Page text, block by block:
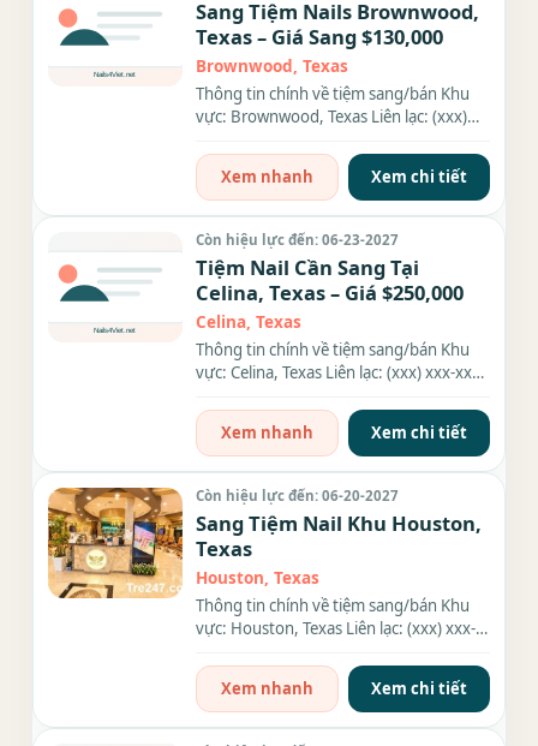
Sang Tiệm Nails Brownwood,
Texas – Giá Sang $130,000
Brownwood, Texas
Thông tin chính về tiệm sang/bán Khu
vực: Brownwood, Texas Liên lạc: (xxx)
Xem nhanh
Xem chi tiết
Còn hiệu lực đến: 06-23-2027
Tiệm Nail Cần Sang Tại
Celina, Texas – Giá $250,000
Celina, Texas
Thông tin chính về tiệm sang/bán Khu
vực: Celina, Texas Liên lạc: (xxx) xxx-xxxx
Xem nhanh
Xem chi tiết
Còn hiệu lực đến: 06-20-2027
Sang Tiệm Nail Khu Houston,
Texas
Houston, Texas
Thông tin chính về tiệm sang/bán Khu
vực: Houston, Texas Liên lạc: (xxx) xxx-
Xem nhanh
Xem chi tiết